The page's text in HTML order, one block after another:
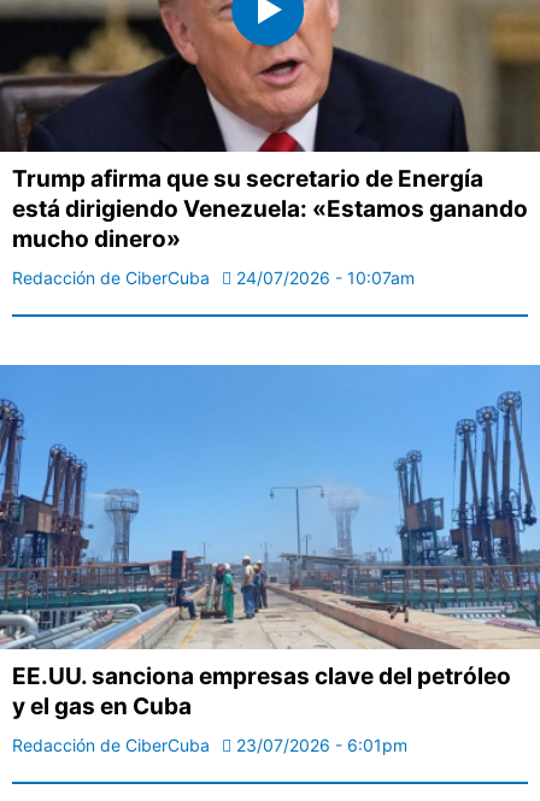
Trump afirma que su secretario de Energía
está dirigiendo Venezuela: «Estamos ganando
mucho dinero»
Redacción de CiberCuba 24/07/2026 - 10:07am
EE.UU. sanciona empresas clave del petróleo
y el gas en Cuba
Redacción de CiberCuba 23/07/2026 - 6:01pm